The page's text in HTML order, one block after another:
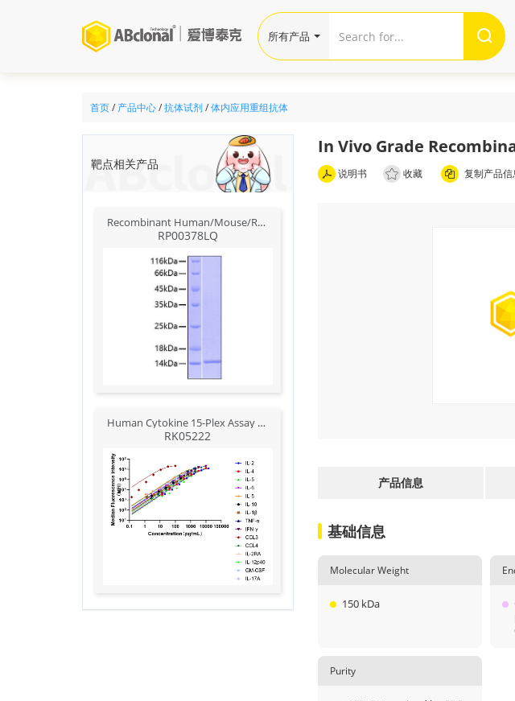
首页/ 产品中心/抗体试剂/体内应用重组抗体
靶点相关产品
Recombinant Human/Mouse/Rat GDF-11/BMP-11 Protein
RP00378LQ
Human Cytokine 15-Plex Assay Kit (Flow Cytometry Multiplex Bead Assay)
RK05222
In Vivo Grade
说明书 收藏 复制产品信
产品信息
基础信息
Molecular Weight
150 kDa
Purity
所有产品